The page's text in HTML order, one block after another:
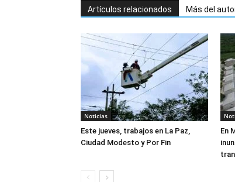
Artículos relacionados Más del
Noticias
Este jueves, trabajos en La Paz,
Ciudad Modesto y Por Fin
En